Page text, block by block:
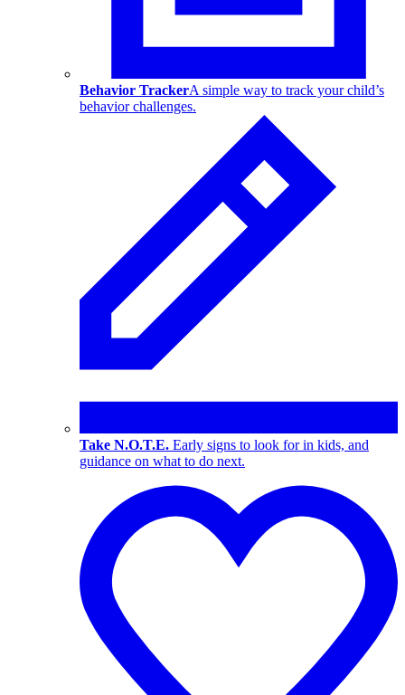
Behavior TrackerA simple way to track your child’s
behavior challenges.
Take N.O.T.E. Early signs to look for in kids, and
guidance on what to do next.